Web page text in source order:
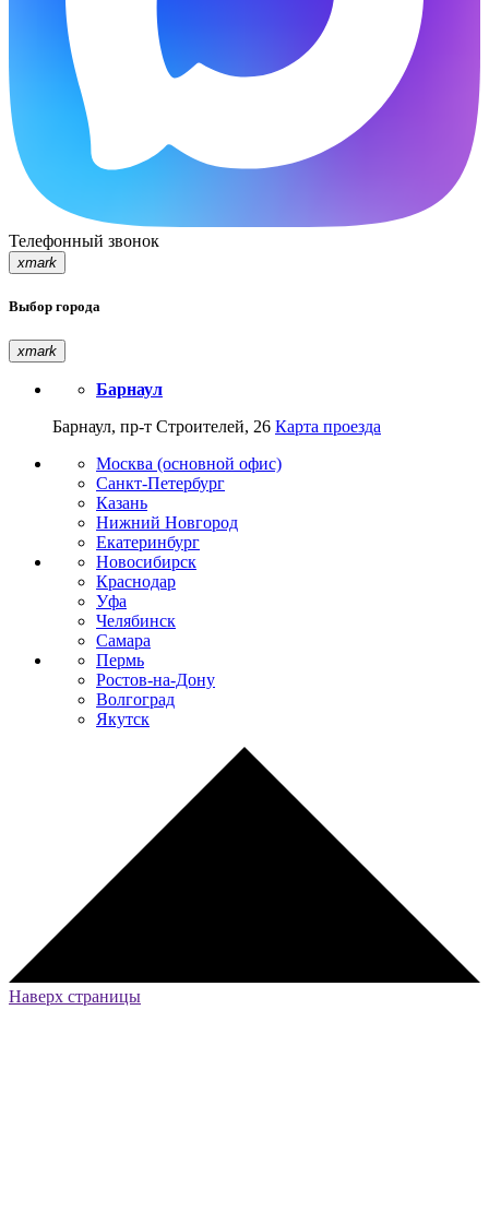
Телефонный звонок
xmark
Выбор города
xmark
Барнаул
Барнаул, пр-т Строителей, 26 Карта проезда
Москва (основной офис)
Санкт-Петербург
Казань
Нижний Новгород
Екатеринбург
Новосибирск
Краснодар
Уфа
Челябинск
Самара
Пермь
Ростов-на-Дону
Волгоград
Якутск
Наверх страницы